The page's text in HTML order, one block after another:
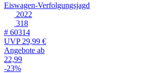
Eiswagen-Verfolgungsjagd
2022
318
# 60314
UVP29,99 €
Angebote ab
22,99
-23%